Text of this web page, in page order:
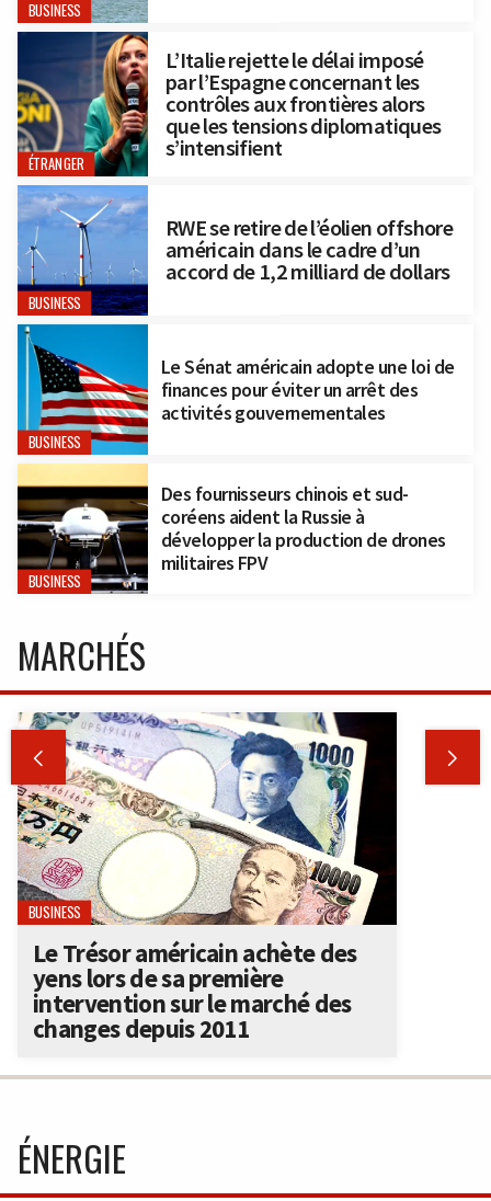
BUSINESS
ÉTRANGER
L’Italie rejette le délai imposé
par l’Espagne concernant les
contrôles aux frontières alors
que les tensions diplomatiques
s’intensifient
BUSINESS
RWE se retire de l’éolien offshore
américain dans le cadre d’un
accord de 1,2 milliard de dollars
BUSINESS
Le Sénat américain adopte une loi de
finances pour éviter un arrêt des
activités gouvernementales
BUSINESS
Des fournisseurs chinois et sud-
coréens aident la Russie à
développer la production de drones
militaires FPV
MARCHÉS
 
BUSINESS
Le Trésor américain achète des
yens lors de sa première
intervention sur le marché des
changes depuis 2011
ÉNERGIE